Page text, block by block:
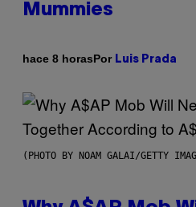
Mummies
hace 8 horasPor Luis Prada
(PHOTO BY NOAM GALAI/GETTY